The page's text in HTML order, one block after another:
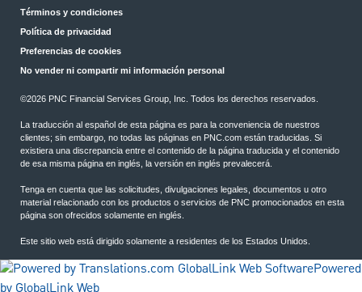
Términos y condiciones
Política de privacidad
Preferencias de cookies
No vender ni compartir mi información personal
©2026 PNC Financial Services Group, Inc. Todos los derechos reservados.
La traducción al español de esta página es para la conveniencia de nuestros
clientes; sin embargo, no todas las páginas en PNC.com están traducidas. Si
existiera una discrepancia entre el contenido de la página traducida y el contenido
de esa misma página en inglés, la versión en inglés prevalecerá.
Tenga en cuenta que las solicitudes, divulgaciones legales, documentos u otro
material relacionado con los productos o servicios de PNC promocionados en esta
página son ofrecidos solamente en inglés.
Este sitio web está dirigido solamente a residentes de los Estados Unidos.
Powered